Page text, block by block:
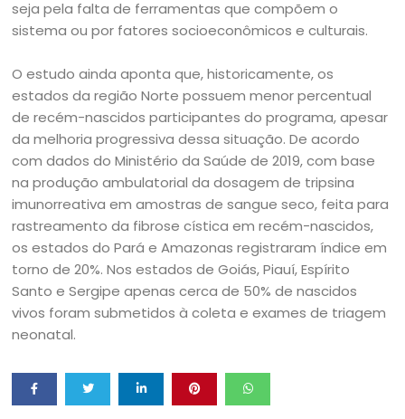
seja pela falta de ferramentas que compõem o
sistema ou por fatores socioeconômicos e culturais.
O estudo ainda aponta que, historicamente, os
estados da região Norte possuem menor percentual
de recém-nascidos participantes do programa, apesar
da melhoria progressiva dessa situação. De acordo
com dados do Ministério da Saúde de 2019, com base
na produção ambulatorial da dosagem de tripsina
imunorreativa em amostras de sangue seco, feita para
rastreamento da fibrose cística em recém-nascidos,
os estados do Pará e Amazonas registraram índice em
torno de 20%. Nos estados de Goiás, Piauí, Espírito
Santo e Sergipe apenas cerca de 50% de nascidos
vivos foram submetidos à coleta e exames de triagem
neonatal.